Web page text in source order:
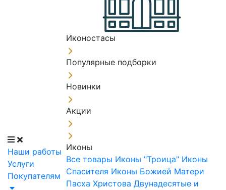
Наши работы
Услуги
Покупателям
Иконостасы
Популярные подборки
Новинки
Акции
Иконы
Все товары Иконы "Троица" Иконы
Спасителя Иконы Божией Матери
Пасха Христова Двунадесятые и